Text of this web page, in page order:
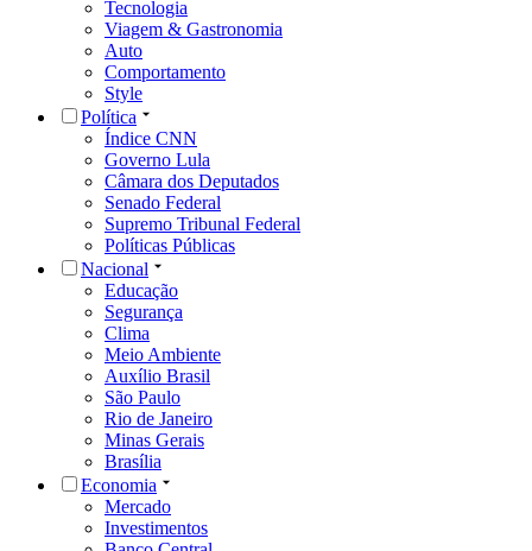
Tecnologia
Viagem & Gastronomia
Auto
Comportamento
Style
Política
Índice CNN
Governo Lula
Câmara dos Deputados
Senado Federal
Supremo Tribunal Federal
Políticas Públicas
Nacional
Educação
Segurança
Clima
Meio Ambiente
Auxílio Brasil
São Paulo
Rio de Janeiro
Minas Gerais
Brasília
Economia
Mercado
Investimentos